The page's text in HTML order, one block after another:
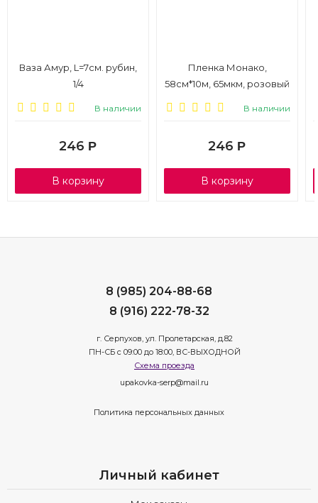
Ваза Амур, L=7см. рубин,
1/4
В наличии
246 Р
В корзину
Пленка Монако,
58см*10м, 65мкм, розовый
В наличии
246 Р
В корзину
8 (985) 204-88-68
8 (916) 222-78-32
г. Серпухов, ул. Пролетарская, д.82
ПН-СБ с 09:00 до 18:00, ВС-ВЫХОДНОЙ
Схема проезда
upakovka-serp@mail.ru
Политика персональных данных
Личный кабинет